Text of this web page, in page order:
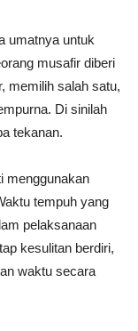
umatnya untuk
musafir diberi
memilih salah satu,
Di sinilah
tekanan.
menggunakan
tempuh yang
pelaksanaan
kesulitan berdiri,
waktu secara